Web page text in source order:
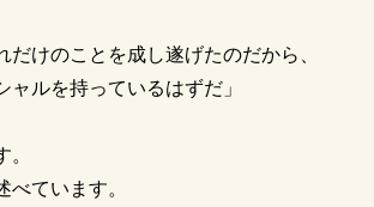
だけのことを成し遂げたのだから、
ャルを持っているはずだ」
べています。